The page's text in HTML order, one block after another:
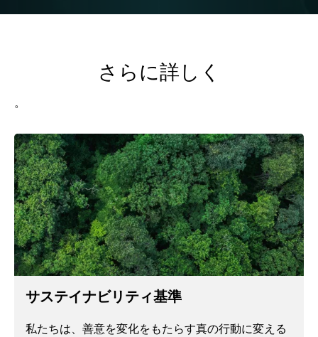
さらに詳しく
。
サステイナビリティ基準
私たちは、善意を変化をもたらす真の行動に変える